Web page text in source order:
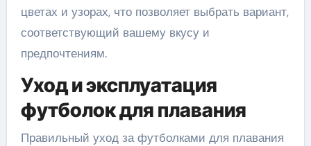
цветах и узорах, что позволяет выбрать вариант,
соответствующий вашему вкусу и
предпочтениям.
Уход и эксплуатация
футболок для плавания
Правильный уход за футболками для плавания